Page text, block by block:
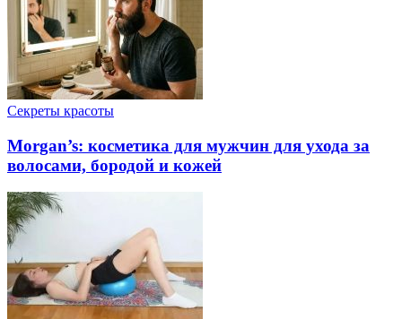
Секреты красоты
Morgan’s: косметика для мужчин для ухода за
волосами, бородой и кожей